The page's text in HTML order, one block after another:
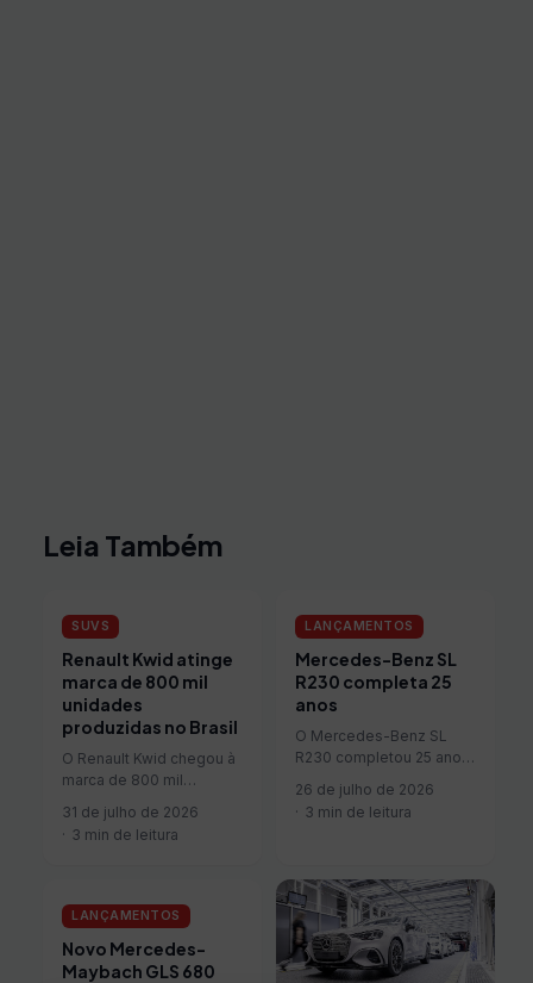
Leia Também
SUVS
Renault Kwid atinge
marca de 800 mil
unidades
produzidas no Brasil
O Renault Kwid chegou à
marca de 800 mil
Complexo Ayrton Senna,
em São José dos Pinhais
brasileiro e 40% à
exportação, para 17
países da América Latina,
incluindo Argentina, Chile
31 de julho de 2026
3 min de leitura
LANÇAMENTOS
Mercedes-Benz SL
R230 completa 25
anos
O Mercedes-Benz SL
R230 completou 25 anos
mundial em julho de 2001.
A geração redefiniu os
combinando conforto
para longas viagens com
desempenho esportivo.
O modelo inaugurou
inovações que se...
26 de julho de 2026
3 min de leitura
LANÇAMENTOS
Novo Mercedes-
Maybach GLS 680